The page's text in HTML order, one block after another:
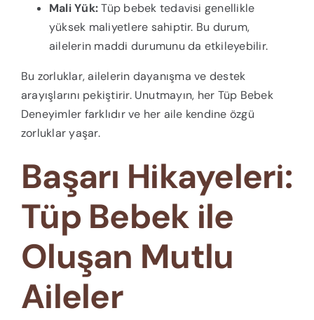
Mali Yük:Tüp bebek tedavisi genellikle
yüksek maliyetlere sahiptir. Bu durum,
ailelerin maddi durumunu da etkileyebilir.
Bu zorluklar, ailelerin dayanışma ve destek
arayışlarını pekiştirir. Unutmayın, her Tüp Bebek
Deneyimler farklıdır ve her aile kendine özgü
zorluklar yaşar.
Başarı Hikayeleri:
Tüp Bebek ile
Oluşan Mutlu
Aileler